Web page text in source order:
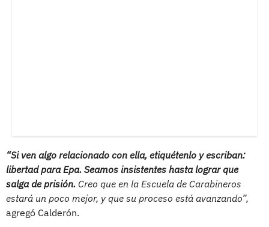
“Si ven algo relacionado con ella, etiquétenlo y escriban:
libertad para Epa. Seamos insistentes hasta lograr que
salga de prisión. Creo que en la Escuela de Carabineros
estará un poco mejor, y que su proceso está avanzando”,
agregó Calderón.